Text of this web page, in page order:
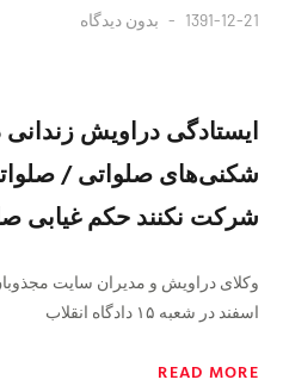
1391-12-21 بدون دیدگاه
ایستادگی دراویش زندانی
شکنی‌های صلواتی /
شرکت نکنند حکم غیابی
اسفند در شعبه ۱۵ دادگاه انقلاب
READ MORE